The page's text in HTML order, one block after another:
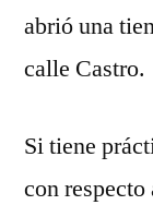
abrió una
calle Castro.
Si tiene
con